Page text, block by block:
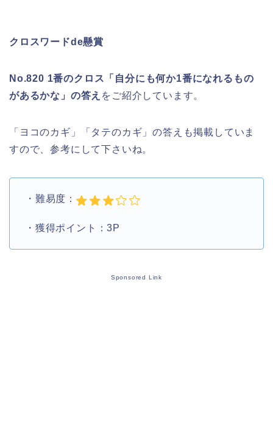
クロスワードde懸賞
No.820 1番のクロス「自分にも何か1番になれるもの
があるかな」の答え をご紹介しています。
「ヨコのカギ」「タテのカギ」の答えも掲載していま
すので、参考にして下さいね。
・難易度：
・獲得ポイント：3P
Sponsored Link